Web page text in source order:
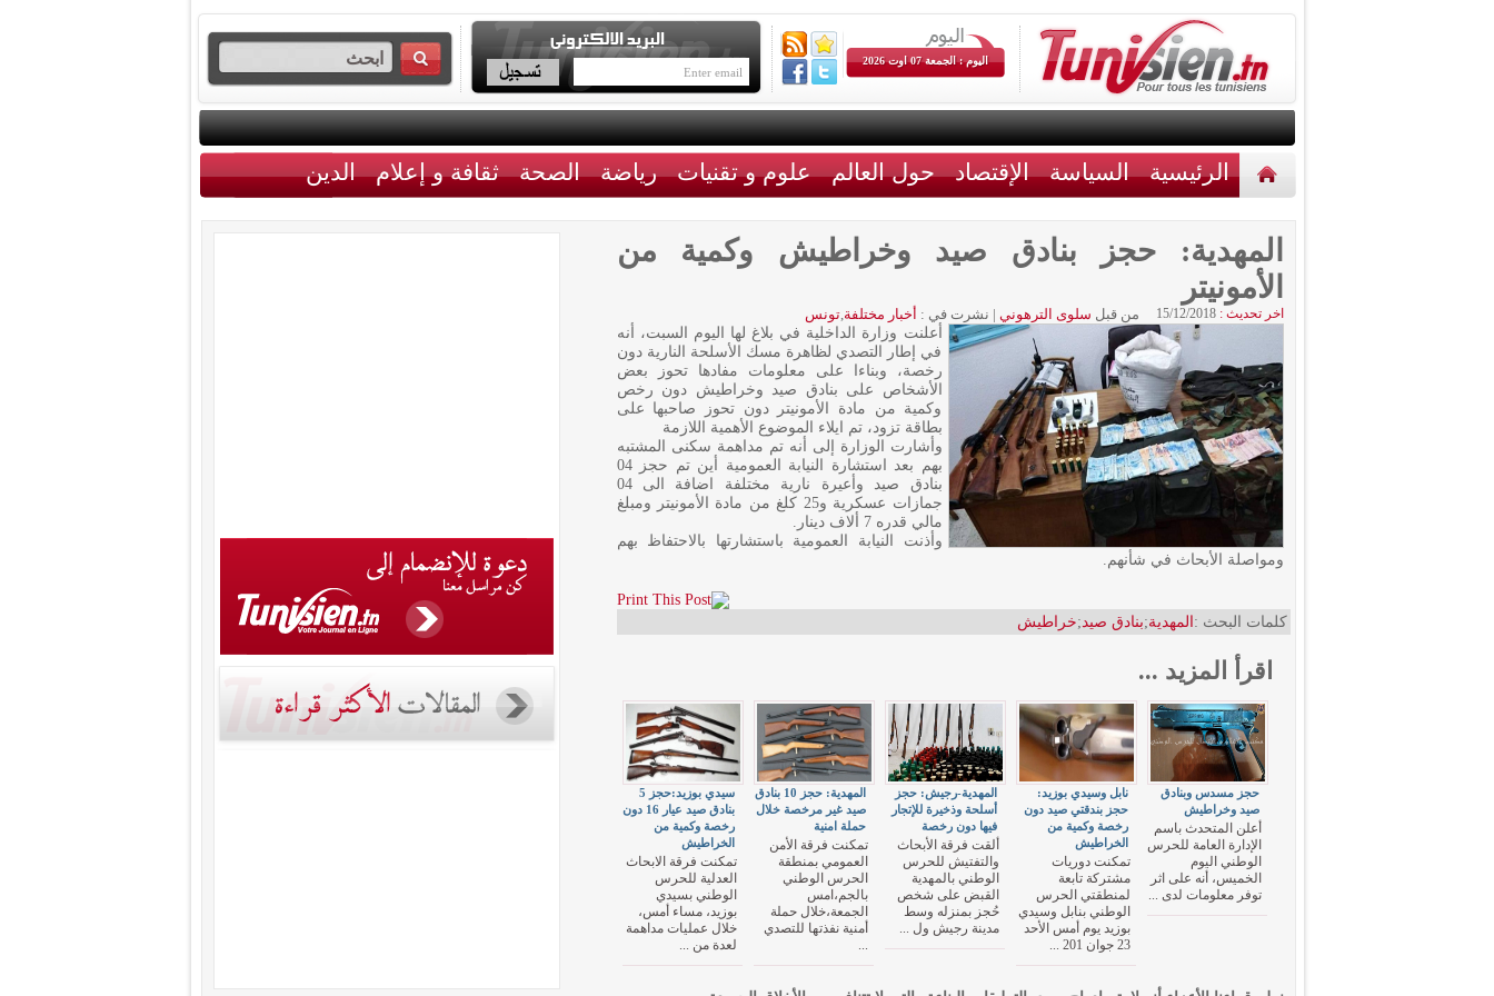
اليوم : الجمعة 07 اوت 2026
الرئيسية السياسة الإقتصاد حول العالم علوم و تقنيات رياضة الصحة ثقافة و إعلام الدين
المهدية: حجز بنادق صيد وخراطيش وكمية من
الأمونيتر
اخر تحديث : 15/12/2018 من قبل سلوى الترهوني | نشرت في : أخبار مختلفة,تونس
أعلنت وزارة الداخلية في بلاغ لها اليوم السبت، أنه
في إطار التصدي لظاهرة مسك الأسلحة النارية دون
رخصة، وبناءا على معلومات مفادها تحوز بعض
الأشخاص على بنادق صيد وخراطيش دون رخص
وكمية من مادة الأمونيتر دون تحوز صاحبها على
بطاقة تزود، تم ايلاء الموضوع الأهمية اللازمة
وأشارت الوزارة إلى أنه تم مداهمة سكنى المشتبه
بهم بعد استشارة النيابة العمومية أين تم حجز 04
بنادق صيد وأعيرة نارية مختلفة اضافة الى 04
جمازات عسكرية و25 كلغ من مادة الأمونيتر ومبلغ
مالي قدره 7 ألاف دينار.
وأذنت النيابة العمومية باستشارتها بالاحتفاظ بهم
ومواصلة الأبحاث في شأنهم.
كلمات البحث : المهدية;بنادق صيد;خراطيش
اقرأ المزيد ...
سيدي بوزيد:حجز 5
بنادق صيد عيار 16 دون
رخصة وكمية من
الخراطيش
تمكنت فرقة الابحاث
العدلية للحرس
الوطني بسيدي
بوزيد، مساء أمس،
خلال عمليات مداهمة
لعدة من ...
المهدية: حجز 10 بنادق
صيد غير مرخصة خلال
حملة امنية
تمكنت فرقة الأمن
العمومي بمنطقة
الحرس الوطني
بالجم،امس
الجمعة،خلال حملة
أمنية نفذتها للتصدي
...
المهدية-رجيش: حجز
أسلحة وذخيرة للإتجار
فيها دون رخصة
ألقت فرقة الأبحاث
والتفتيش للحرس
الوطني بالمهدية
القبض على شخص
حُجز بمنزله وسط
مدينة رجيش ول ...
نابل وسيدي بوزيد:
حجز بندقتي صيد دون
رخصة وكمية من
الخراطيش
تمكنت دوريات
مشتركة تابعة
لمنطقتي الحرس
الوطني بنابل وسيدي
بوزيد يوم أمس الأحد
23 جوان 201 ...
حجز مسدس وبنادق
صيد وخراطيش
أعلن المتحدث باسم
الإدارة العامة للحرس
الوطني اليوم
الخميس، أنه على اثر
توفر معلومات لدى ...